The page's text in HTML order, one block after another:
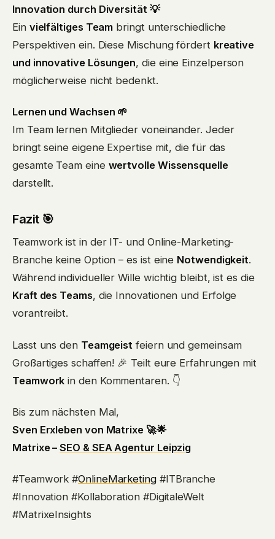
Innovation durch Diversität 💡
Ein vielfältiges Team bringt unterschiedliche
Perspektiven ein. Diese Mischung fördert kreative
und innovative Lösungen, die eine Einzelperson
möglicherweise nicht bedenkt.
Lernen und Wachsen 🌱
Im Team lernen Mitglieder voneinander. Jeder
bringt seine eigene Expertise mit, die für das
gesamte Team eine wertvolle Wissensquelle
darstellt.
Fazit 🎯
Teamwork ist in der IT- und Online-Marketing-
Branche keine Option – es ist eine Notwendigkeit.
Während individueller Wille wichtig bleibt, ist es die
Kraft des Teams, die Innovationen und Erfolge
vorantreibt.
Lasst uns den Teamgeist feiern und gemeinsam
Großartiges schaffen! 🎉 Teilt eure Erfahrungen mit
Teamwork in den Kommentaren. 👇
Bis zum nächsten Mal,
Sven Erxleben von Matrixe 🚀🌟
Matrixe –SEO & SEA Agentur Leipzig
#Teamwork #OnlineMarketing#ITBranche
#Innovation #Kollaboration #DigitaleWelt
#MatrixeInsights